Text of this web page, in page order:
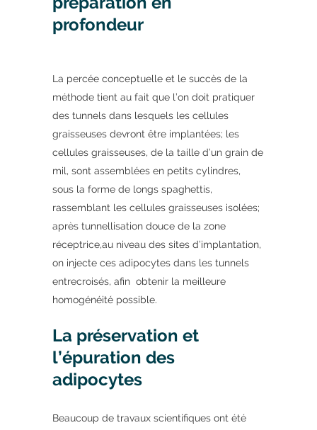
profondeur
La percée conceptuelle et le succès de la
méthode tient au fait que l’on doit pratiquer
des tunnels dans lesquels les cellules
graisseuses devront être implantées; les
cellules graisseuses, de la taille d’un grain de
mil, sont assemblées en petits cylindres,
sous la forme de longs spaghettis,
rassemblant les cellules graisseuses isolées;
après tunnellisation douce de la zone
réceptrice,au niveau des sites d’implantation,
on injecte ces adipocytes dans les tunnels
entrecroisés, afin obtenir la meilleure
homogénéité possible.
La préservation et
l’épuration des
adipocytes
Beaucoup de travaux scientifiques ont été